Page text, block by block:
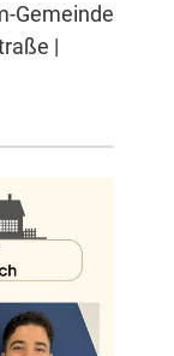
Gemeinde
|